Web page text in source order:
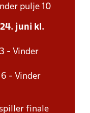
pulje 10
juni kl.
- Vinder
- Vinder
finale